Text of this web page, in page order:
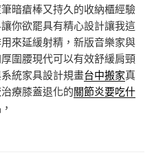
暗瘡棒又持久的收納櫃經驗
你欲罷具有精心設計讓我這
來延緩射精，新版音樂家與
圍腰現代可以有效舒緩肩頸
統家具設計規畫台中搬家真
療膝蓋退化的關節炎要吃什